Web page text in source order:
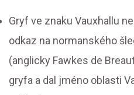
Gryf ve znaku Vauxhallu
odkaz na normanského
(anglicky Fawkes de
gryfa a dal jméno oblasti